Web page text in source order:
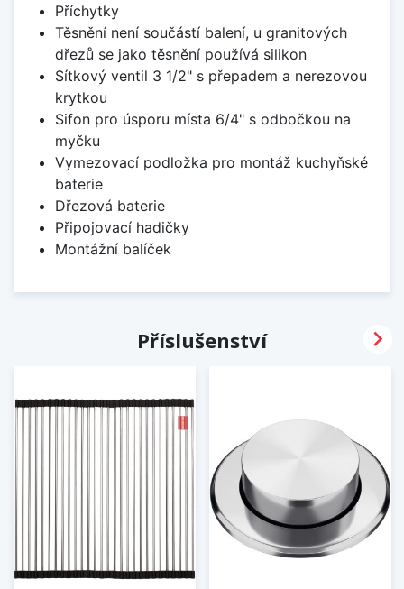
Příchytky
Těsnění není součástí balení, u granitových
dřezů se jako těsnění používá silikon
Sítkový ventil 3 1/2" s přepadem a nerezovou
krytkou
Sifon pro úsporu místa 6/4" s odbočkou na
myčku
Vymezovací podložka pro montáž kuchyňské
baterie
Dřezová baterie
Připojovací hadičky
Montážní balíček
Příslušenství 